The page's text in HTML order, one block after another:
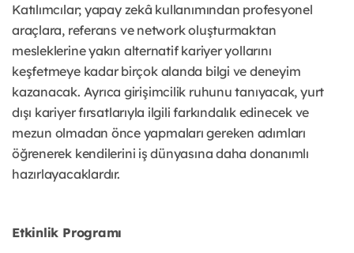
Katılımcılar; yapay zekâ kullanımından profesyonel
araçlara, referans ve network oluşturmaktan
mesleklerine yakın alternatif kariyer yollarını
keşfetmeye kadar birçok alanda bilgi ve deneyim
kazanacak. Ayrıca girişimcilik ruhunu tanıyacak, yurt
dışı kariyer fırsatlarıyla ilgili farkındalık edinecek ve
mezun olmadan önce yapmaları gereken adımları
öğrenerek kendilerini iş dünyasına daha donanımlı
hazırlayacaklardır.
Etkinlik Programı